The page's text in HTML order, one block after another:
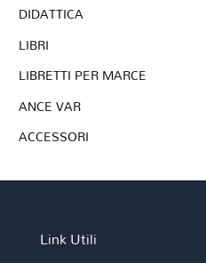
DIDATTICA
LIBRI
LIBRETTI PER MARCE
ANCE VAR
ACCESSORI
Link Utili